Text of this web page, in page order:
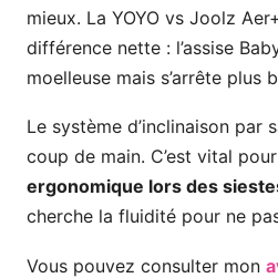
mieux. La YOYO vs Joolz
différence nette : l’assise
moelleuse mais s’arrête plus
Le système d’inclinaison par
coup de main. C’est vital
ergonomique lors des
cherche la fluidité pour ne
Vous pouvez consulter mon